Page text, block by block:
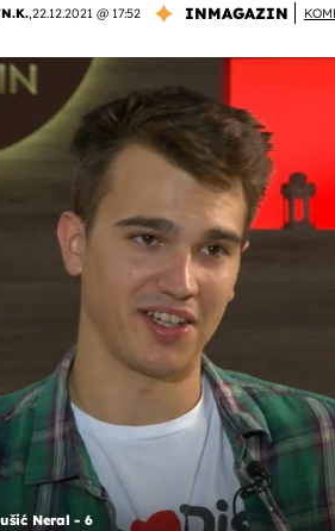
,22.12.2021 @ 17:52 INMAGAZIN
Neral - 6